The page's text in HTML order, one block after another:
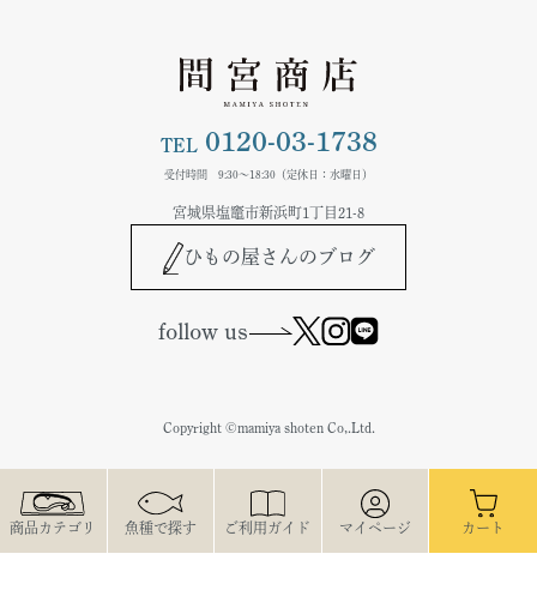
TEL0120-03-1738
受付時間 9:30～18:30（定休日：水曜日）
宮城県塩竈市新浜町1丁目21-8
ひもの屋さんのブログ
follow us
Copyright ©mamiya shoten Co,.Ltd.
商品カテゴリ 魚種で探す ご利用ガイド マイページ カート